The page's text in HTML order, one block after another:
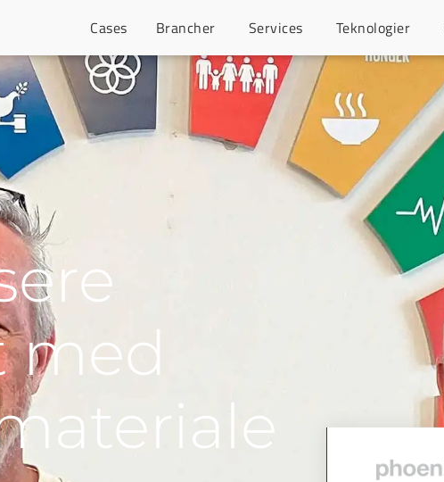
Cases Brancher Services Teknologier
med